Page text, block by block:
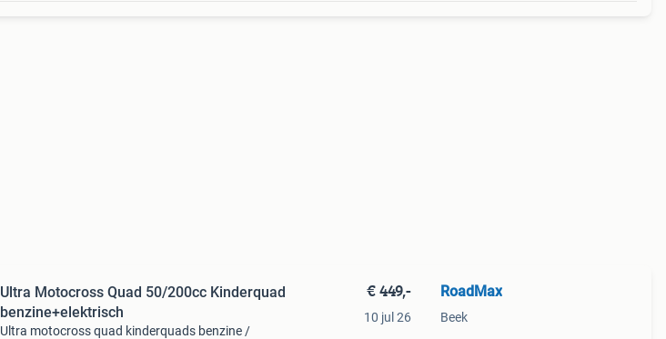
Ultra Motocross Quad 50/200cc Kinderquad
benzine+elektrisch
Ultra motocross quad kinderquads benzine /
€ 449,-
10 jul 26
RoadMax
Beek